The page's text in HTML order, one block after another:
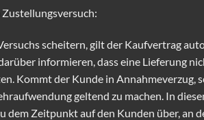
scheitern, gilt der Kaufvertrag
informieren, dass eine Lieferung
Kommt der Kunde in Annahmeverzug,
geltend zu machen. In
dem Zeitpunkt auf den Kunden über, an